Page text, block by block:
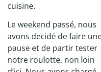
cuisine.
Le weekend passé, nous
avons decidé de faire
pause et de partir tester
notre roulotte, non loin